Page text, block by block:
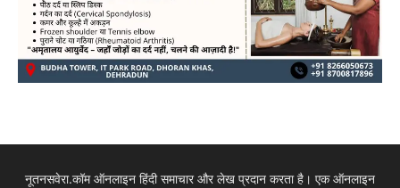
नूतनसवेरा.कॉम ऑनलाइन हिंदी समाचार और लेख प्रदान करता है। एक ऑनलाइन